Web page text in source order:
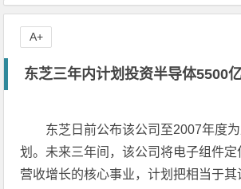
东芝三年内计划投资半导体5500
东芝日前公布该公司至2007年度
划。未来三年间，该公司将电子组件定
营收增长的核心事业，计划把相当于其
A+